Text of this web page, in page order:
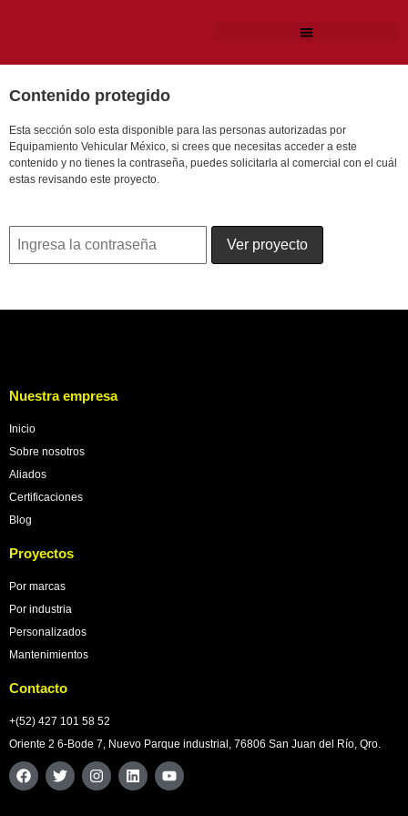
Contenido protegido
Esta sección solo esta disponible para las personas autorizadas por
Equipamiento Vehicular México, si crees que necesitas acceder a este
contenido y no tienes la contraseña, puedes solicitarla al comercial con el cuál
estas revisando este proyecto.
Nuestra empresa
Inicio
Sobre nosotros
Aliados
Certificaciones
Blog
Proyectos
Por marcas
Por industria
Personalizados
Mantenimientos
Contacto
+(52) 427 101 58 52
Oriente 2 6-Bode 7, Nuevo Parque industrial, 76806 San Juan del Río, Qro.